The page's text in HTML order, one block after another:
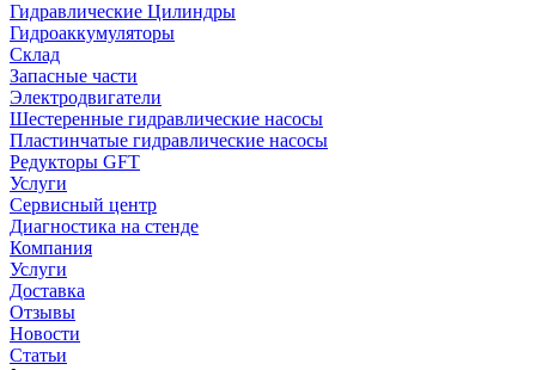
Гидравлические Цилиндры
Гидроаккумуляторы
Склад
Запасные части
Электродвигатели
Шестеренные гидравлические насосы
Пластинчатые гидравлические насосы
Редукторы GFT
Услуги
Сервисный центр
Диагностика на стенде
Компания
Услуги
Доставка
Отзывы
Новости
Статьи